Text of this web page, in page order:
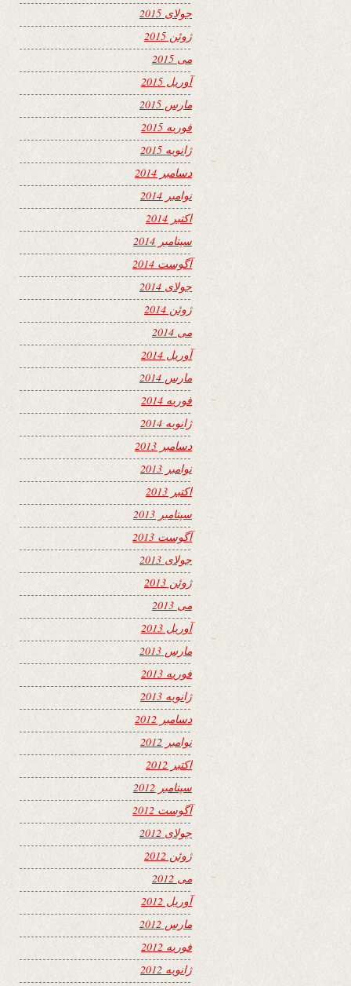
جولای 2015
ژوئن 2015
می 2015
آوریل 2015
مارس 2015
فوریه 2015
ژانویه 2015
دسامبر 2014
نوامبر 2014
اکتبر 2014
سپتامبر 2014
آگوست 2014
جولای 2014
ژوئن 2014
می 2014
آوریل 2014
مارس 2014
فوریه 2014
ژانویه 2014
دسامبر 2013
نوامبر 2013
اکتبر 2013
سپتامبر 2013
آگوست 2013
جولای 2013
ژوئن 2013
می 2013
آوریل 2013
مارس 2013
فوریه 2013
ژانویه 2013
دسامبر 2012
نوامبر 2012
اکتبر 2012
سپتامبر 2012
آگوست 2012
جولای 2012
ژوئن 2012
می 2012
آوریل 2012
مارس 2012
فوریه 2012
ژانویه 2012